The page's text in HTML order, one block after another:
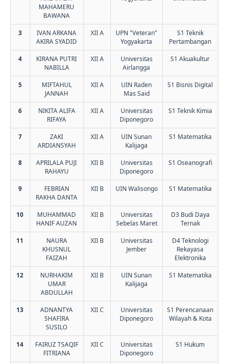
MAHAMERU
BAWANA
3
IVAN ARKANA
AKIRA SYADID
XII A
UPN "Veteran"
Yogyakarta
S1 Teknik
Pertambangan
4
KIRANA PUTRI
NABILLA
XII A
Universitas
Airlangga
S1 Akuakultur
5
MIFTAHUL
JANNAH
XII A
UIN Raden
Mas Said
S1 Bisnis Digital
6
NIKITA ALIFA
RIFAYA
XII A
Universitas
Diponegoro
S1 Teknik Kimia
7
ZAKI
ARDIANSYAH
XII A
UIN Sunan
Kalijaga
S1 Matematika
8
APRILALA PUJI
RAHAYU
XII B
Universitas
Diponegoro
S1 Oseanografi
9
FEBRIAN
RAKHA DANTA
XII B UIN Walisongo S1 Matematika
10
MUHAMMAD
HANIF AUZAN
XII B
Universitas
Sebelas Maret
D3 Budi Daya
Ternak
11
NAURA
KHUSNUL
FAIZAH
XII B
Universitas
Jember
D4 Teknologi
Rekayasa
Elektronika
12
NURHAKIM
UMAR
ABDULLAH
XII B
UIN Sunan
Kalijaga
S1 Matematika
13
ADNANTYA
SHAFIRA
SUSILO
XII C
Universitas
Diponegoro
S1 Perencanaan
Wilayah & Kota
14
FAIRUZ TSAQIF
FITRIANA
XII C
Universitas
Diponegoro
S1 Hukum